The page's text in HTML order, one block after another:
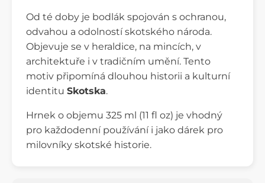
Od té doby je bodlák spojován s ochranou,
odvahou a odolností skotského národa.
Objevuje se v heraldice, na mincích, v
architektuře i v tradičním umění. Tento
motiv připomíná dlouhou historii a kulturní
identitu Skotska.
Hrnek o objemu 325 ml (11 fl oz) je vhodný
pro každodenní používání i jako dárek pro
milovníky skotské historie.